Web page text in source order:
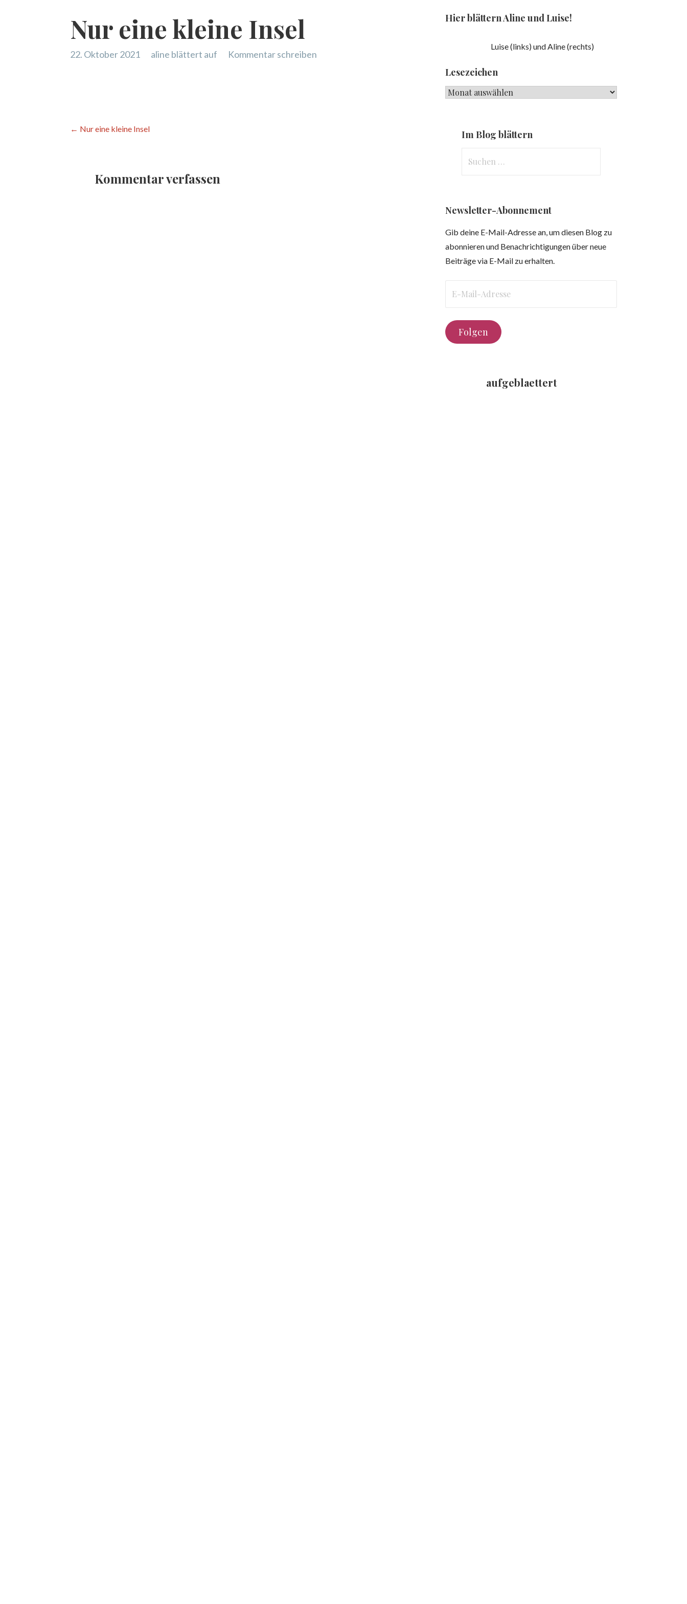
Nur eine kleine Insel
22. Oktober 2021 aline blättert auf Kommentar schreiben
Beitragsnavigation
← Nur eine kleine Insel
Kommentar verfassen
Hier blättern Aline und Luise!
Luise (links) und Aline (rechts)
Lesezeichen
Lesezeichen
Im Blog blättern
nach:
Newsletter-Abonnement
Gib deine E-Mail-Adresse an, um diesen Blog zu
abonnieren und Benachrichtigungen über neue
Beiträge via E-Mail zu erhalten.
Mail-
Folgen
aufgeblaettert